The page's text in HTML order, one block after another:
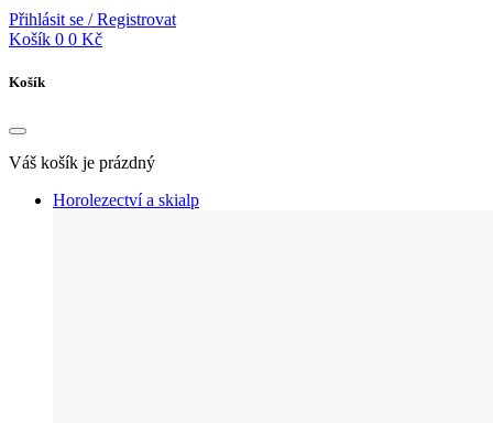
Přihlásit se / Registrovat
Košík 0 0 Kč
Košík
Váš košík je prázdný
Horolezectví a skialp